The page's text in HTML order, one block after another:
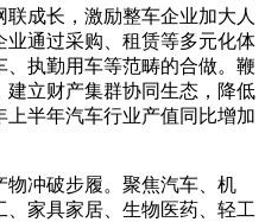
成长，激励整车企业加大人
通过采购、租赁等多元化体
执勤用车等范畴的合做。鞭
立财产集群协同生态，降低
上半年汽车行业产值同比增加
冲破步履。聚焦汽车、机
家具家居、生物医药、轻工